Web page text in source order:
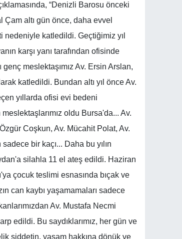
“Denizli Barosu önceki
Çam altı gün önce, daha evvel
nedeniyle katledildi. Geçtiğimiz yıl
karşı yanı tarafından ofisinde
meslektaşımız Av. Ersin Arslan,
katledildi. Bundan altı yıl önce Av.
yıllarda ofisi evi bedeni
oldu Bursa'da... Av.
Coşkun, Av. Mücahit Polat, Av.
bir kaçı... Daha bu yılın
silahla 11 el ateş edildi. Haziran
çocuk teslimi esnasında bıçak ve
can kaybı yaşamamaları sadece
Av. Mustafa Necmi
edildi. Bu saydıklarımız, her gün ve
şiddetin, yaşam hakkına dönük ve